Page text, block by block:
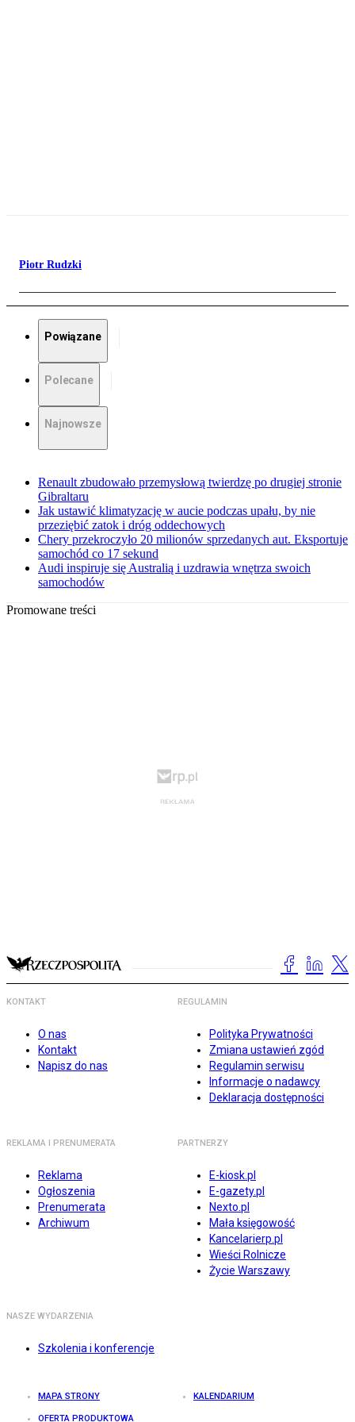
Piotr Rudzki
Powiązane
Polecane
Najnowsze
Renault zbudowało przemysłową twierdzę po drugiej stronie
Gibraltaru
Jak ustawić klimatyzację w aucie podczas upału, by nie
przeziębić zatok i dróg oddechowych
Chery przekroczyło 20 milionów sprzedanych aut. Eksportuje
samochód co 17 sekund
Audi inspiruje się Australią i uzdrawia wnętrza swoich
samochodów
Promowane treści
KONTAKT
O nas
Kontakt
Napisz do nas
REGULAMIN
Polityka Prywatności
Zmiana ustawień zgód
Regulamin serwisu
Informacje o nadawcy
Deklaracja dostępności
REKLAMA I PRENUMERATA
Reklama
Ogłoszenia
Prenumerata
Archiwum
PARTNERZY
E-kiosk.pl
E-gazety.pl
Nexto.pl
Mała księgowość
Kancelarierp.pl
Wieści Rolnicze
Życie Warszawy
NASZE WYDARZENIA
Szkolenia i konferencje
MAPA STRONY KALENDARIUM
OFERTA PRODUKTOWA